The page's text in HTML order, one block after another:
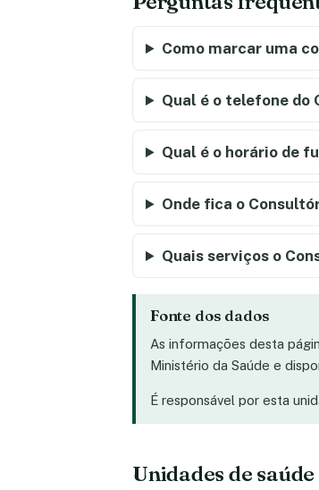
Como marcar uma
Qual é o telefone do
Qual é o horário de
Onde fica o
Quais serviços o
Fonte dos dados
As informações desta
Ministério da Saúde e
É responsável por esta
Unidades de